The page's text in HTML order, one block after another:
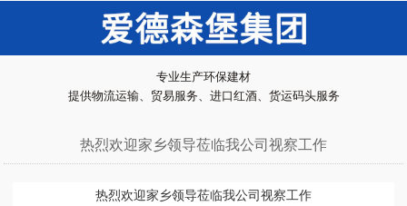
专业生产环保建材
提供物流运输、贸易服务、进口红酒、货运码头服务
热烈欢迎家乡领导莅临我公司视察工作
热烈欢迎家乡领导莅临我公司视察工作